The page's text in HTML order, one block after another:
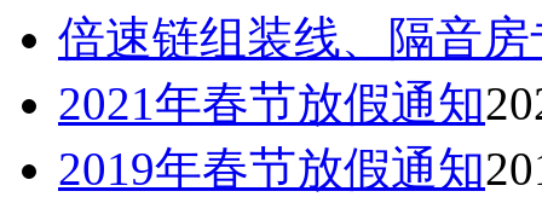
倍速链组装线、隔音
2021年春节放假通知
2019年春节放假通知